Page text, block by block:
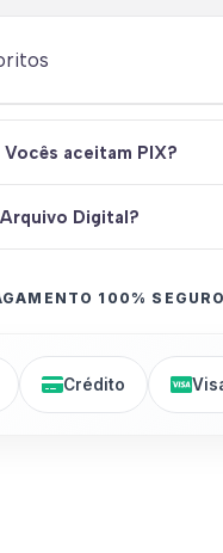
aceitam PIX?
Digital?
100% SEGURO
Crédito